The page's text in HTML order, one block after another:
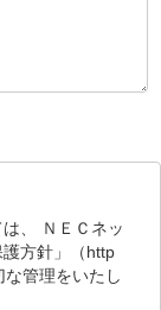
、 ＮＥＣネッ
方針」（http
管理をいたし